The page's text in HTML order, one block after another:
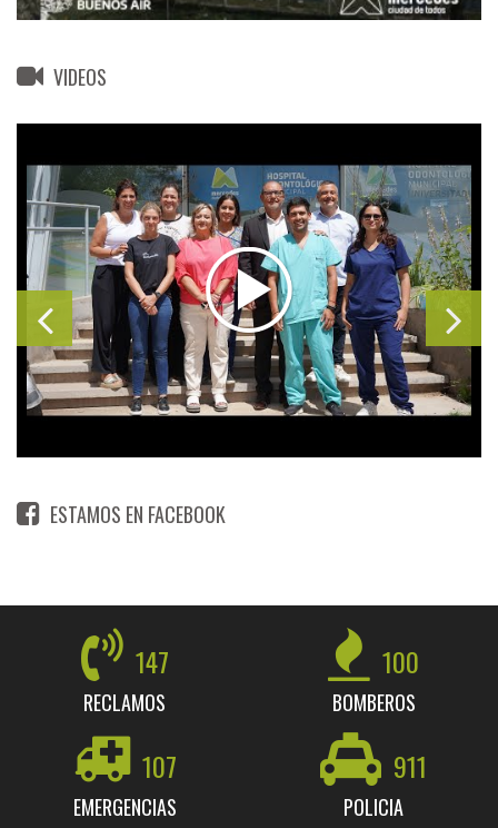
VIDEOS
ESTAMOS EN FACEBOOK
147
RECLAMOS
100
BOMBEROS
107
EMERGENCIAS
911
POLICIA